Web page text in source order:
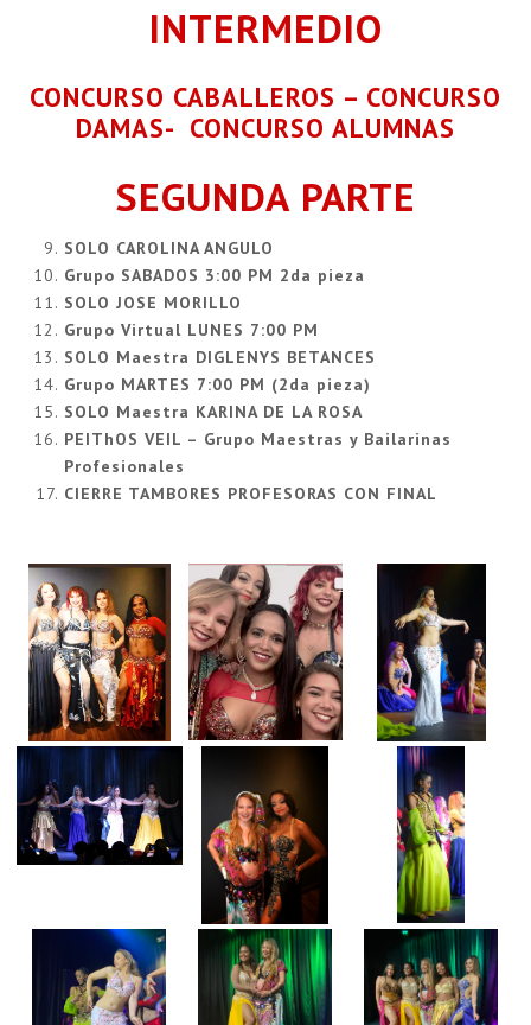
INTERMEDIO
CONCURSO CABALLEROS – CONCURSO
DAMAS- CONCURSO ALUMNAS
SEGUNDA PARTE
SOLO CAROLINA ANGULO
Grupo SABADOS 3:00 PM 2da pieza
SOLO JOSE MORILLO
Grupo Virtual LUNES 7:00 PM
SOLO Maestra DIGLENYS BETANCES
Grupo MARTES 7:00 PM (2da pieza)
SOLO Maestra KARINA DE LA ROSA
PEIThOS VEIL – Grupo Maestras y Bailarinas
Profesionales
CIERRE TAMBORES PROFESORAS CON FINAL